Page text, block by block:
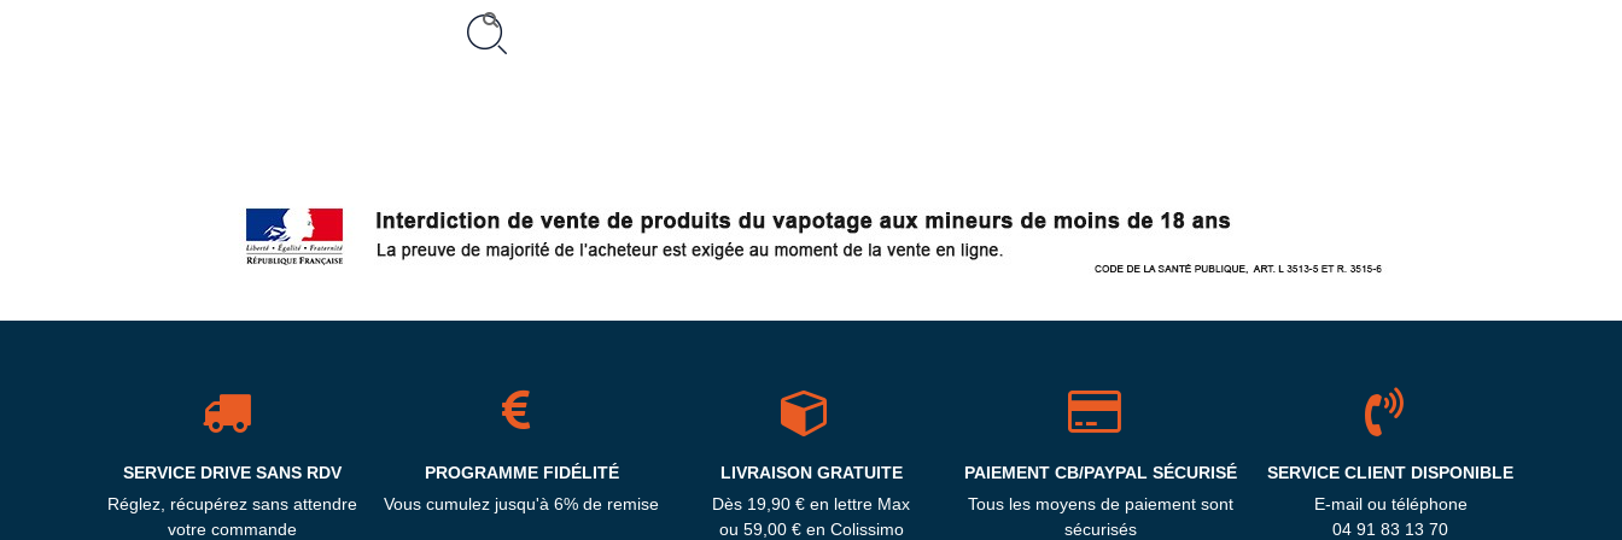
SERVICE DRIVE SANS RDV
Réglez, récupérez sans attendre
votre commande
PROGRAMME FIDÉLITÉ
Vous cumulez jusqu'à 6% de remise
LIVRAISON GRATUITE
Dès 19,90 € en lettre Max
ou 59,00 € en Colissimo
PAIEMENT CB/PAYPAL SÉCURISÉ
Tous les moyens de paiement sont
sécurisés
SERVICE CLIENT DISPONIBLE
E-mail ou téléphone
04 91 83 13 70